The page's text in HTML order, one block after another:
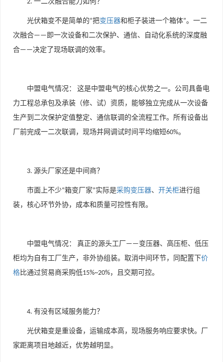
2.
光伏箱变不是简单的“把变压器和柜子装进一个箱体”。一二
次融合—— 即一次设备和二次保护、通信、自动化系统的深度融
合——决定了现场联调的效率。
中盟电气情况：
这是中盟电气的核心优势之一。公司具备电
力工程总承包及承装（修、试）资质，能够独立完成从一次设备
生产到二次保护定值整定、通信联调的全流程工作。所有设备出
厂前完成一二次联调，现场并网调试时间平均缩短60%。
3. 源头厂家还是中间商？
市面上不少“箱变厂家”实际是采购变压器、 开关柜进行组
装，核心环节外协，成本和质量可控性有限。
中盟电气情况： 真正的源头工厂——变压器、高压柜、低压
柜均为自有工厂生产，非外协组装。取消中间环节，同配置下价
格 比通过贸易商采购低15%~20%，且交期可控。
4. 有没有区域服务能力？
光伏箱变是重设备，运输成本高，现场服务响应要求快。厂
家距离项目地越近，优势越明显。